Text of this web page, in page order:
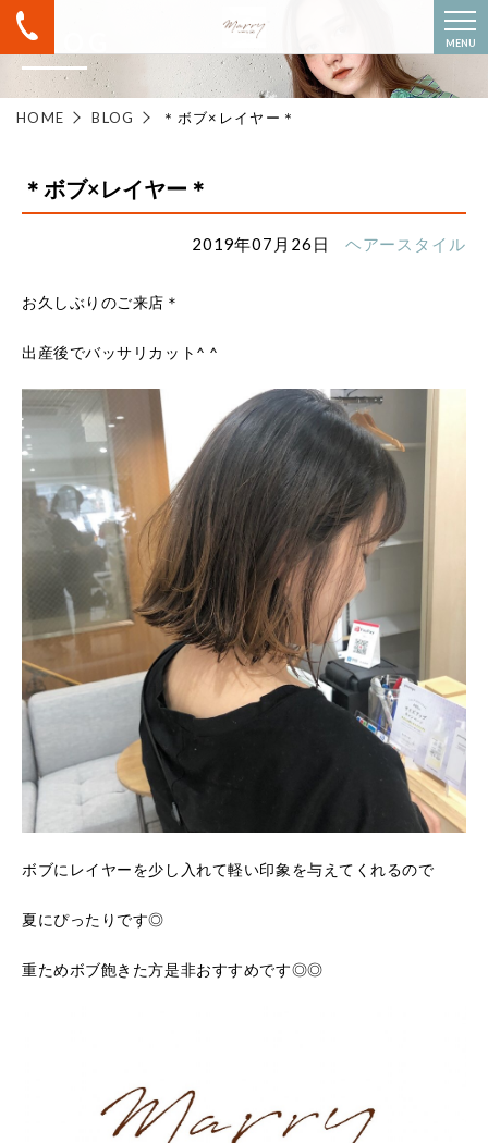
MENU
BLOG
HOME BLOG ＊ボブ×レイヤー＊
＊ボブ×レイヤー＊
2019年07月26日 ヘアースタイル
お久しぶりのご来店＊
出産後でバッサリカット^ ^
ボブにレイヤーを少し入れて軽い印象を与えてくれるので
夏にぴったりです◎
重ためボブ飽きた方是非おすすめです◎◎